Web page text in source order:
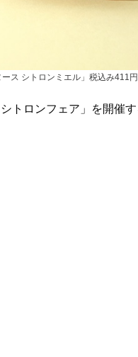
ース シトロンミエル」税込み411円
トロンフェア」を開催